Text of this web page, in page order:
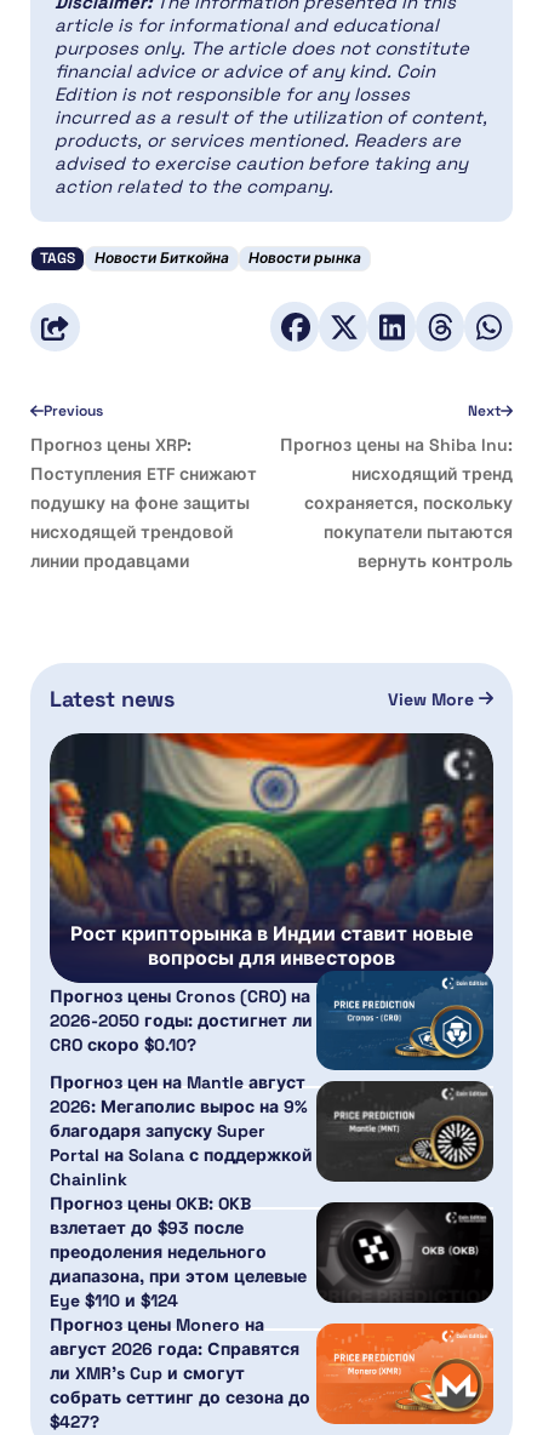
article is for informational and educational
purposes only. The article does not constitute
financial advice or advice of any kind. Coin
Edition is not responsible for any losses
incurred as a result of the utilization of content,
products, or services mentioned. Readers are
advised to exercise caution before taking any
action related to the company.
TAGS Новости Биткойна Новости рынка
Previous
Прогноз цены XRP:
Поступления ETF снижают
подушку на фоне защиты
нисходящей трендовой
линии продавцами
Next
Прогноз цены на Shiba Inu:
нисходящий тренд
сохраняется, поскольку
покупатели пытаются
вернуть контроль
Latest news View More
Рост крипторынка в Индии ставит новые
вопросы для инвесторов
Прогноз цены Cronos (CRO) на
2026-2050 годы: достигнет ли
CRO скоро $0.10?
Прогноз цен на Mantle август
2026: Мегаполис вырос на 9%
благодаря запуску Super
Portal на Solana с поддержкой
Chainlink
Прогноз цены OKB: OKB
взлетает до $93 после
преодоления недельного
диапазона, при этом целевые
Eye $110 и $124
Прогноз цены Monero на
август 2026 года: Справятся
ли XMR’s Cup и смогут
собрать сеттинг до сезона до
$427?